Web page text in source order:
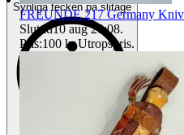
Synliga tecken på slitage
FREUNDE 217 Germany
Sluttid10 aug 20:08.
Pris:100 kr,Utropspris.